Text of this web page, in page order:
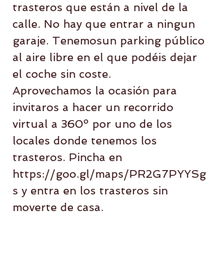
trasteros que están a nivel de la
calle. No hay que entrar a ningun
garaje. Tenemosun parking público
al aire libre en el que podéis dejar
el coche sin coste.
Aprovechamos la ocasión para
invitaros a hacer un recorrido
virtual a 360º por uno de los
locales donde tenemos los
trasteros. Pincha en
https://goo.gl/maps/PR2G7PYYSg
s y entra en los trasteros sin
moverte de casa.